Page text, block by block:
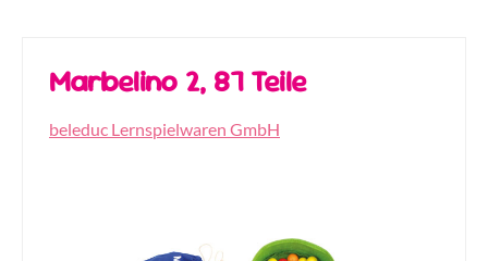
Marbelino 2, 87 Teile
beleduc Lernspielwaren GmbH
Bildergalerie überspringen